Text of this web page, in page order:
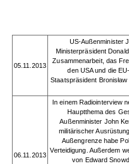
05.11.2013
US-Außenminister
Ministerpräsident
Zusammenarbeit, das
den USA und die
Staatspräsident
06.11.2013
In einem Radiointerview
Hauptthema des
Außenminister John
militärischer
Außengrenze habe
Verteidigung. Außerdem
von Edward